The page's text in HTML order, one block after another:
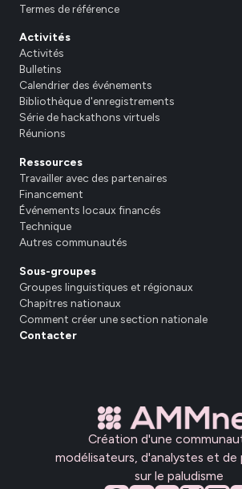
Création d'une
modélisateurs, d'analystes et de
sur le paludisme
Termes de référence
Activités
Activités
Bulletins
Calendrier des événements
Bibliothèque d'enregistrements
Série de hackathons virtuels
Réunions
Ressources
Travailler avec des partenaires
Financement
Événements locaux financés
Technique
Autres communautés
Sous-groupes
Groupes linguistiques et régionaux
Chapitres nationaux
Comment créer une section nationale
Contacter